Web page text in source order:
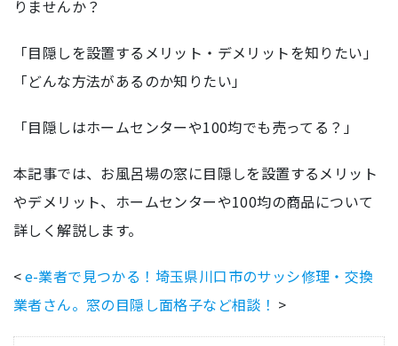
りませんか？
「目隠しを設置するメリット・デメリットを知りたい」
「どんな方法があるのか知りたい」
「目隠しはホームセンターや100均でも売ってる？」
本記事では、お風呂場の窓に目隠しを設置するメリット
やデメリット、ホームセンターや100均の商品について
詳しく解説します。
<e-業者で見つかる！埼玉県川口市のサッシ修理・交換
業者さん。窓の目隠し面格子など相談！ >